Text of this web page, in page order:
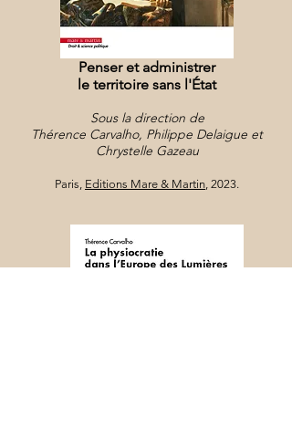
Penser et administrer
le territoire sans l'État
Sous la direction de
Thérence Carvalho, Philippe Delaigue et
Chrystelle Gazeau
Paris, Editions Mare & Martin, 2023.